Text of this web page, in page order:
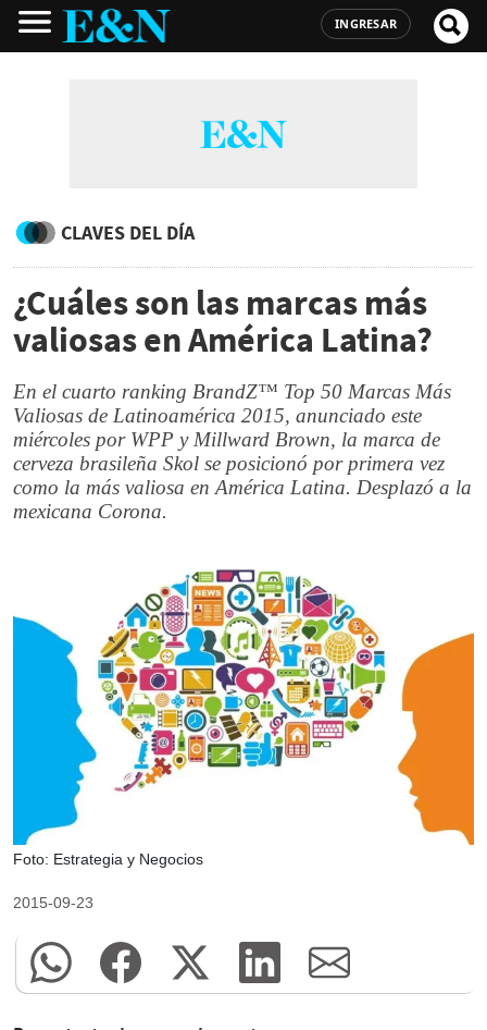
INGRESAR
CLAVES DEL DÍA
¿Cuáles son las marcas más
valiosas en América Latina?
En el cuarto ranking BrandZ™ Top 50 Marcas Más
Valiosas de Latinoamérica 2015, anunciado este
miércoles por WPP y Millward Brown, la marca de
cerveza brasileña Skol se posicionó por primera vez
como la más valiosa en América Latina. Desplazó a la
mexicana Corona.
Foto: Estrategia y Negocios
2015-09-23